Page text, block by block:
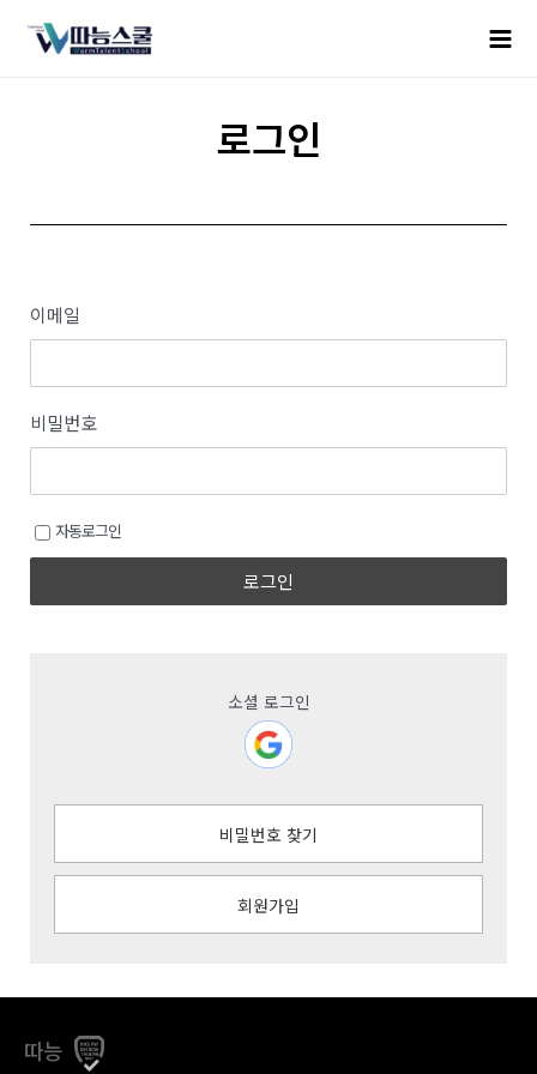
로그인
이메일
비밀번호
자동로그인
로그인
소셜 로그인
비밀번호 찾기
회원가입
따능